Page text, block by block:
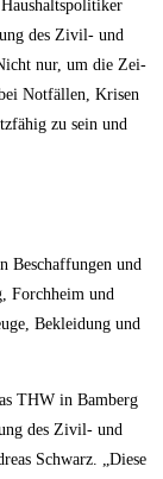
des Zivil- und
nur, um die Zei­
Not­fäl­len, Kri­sen
zu sein und
Beschaf­fun­gen und
Forch­heim und
Beklei­dung und
THW in Bam­berg
des Zivil- und
Schwarz. „Die­se